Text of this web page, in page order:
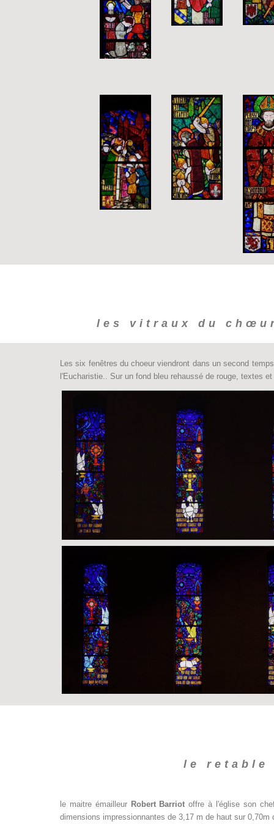
les vitraux du
Les six fenêtres du choeur viendront dans un second
l'Eucharistie.. Sur un fond bleu rehaussé de rouge, textes
le retable
le maitre émailleur Robert Barriot offre à l'église son
dimensions impressionnantes de 3,17 m de haut sur